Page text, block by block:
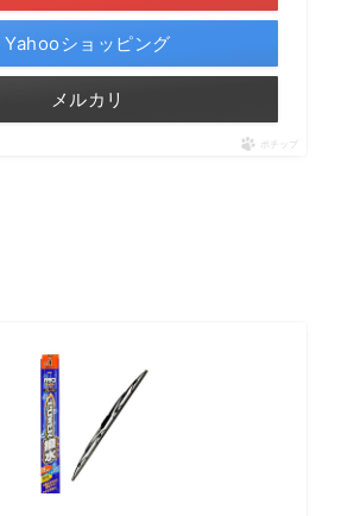
Yahooショッピング
メルカリ
ポチップ